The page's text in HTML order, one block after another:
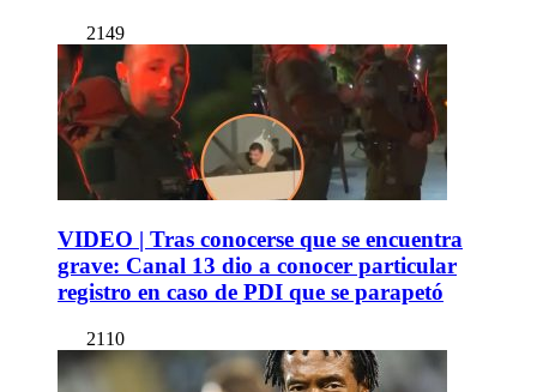
2149
VIDEO | Tras conocerse que se encuentra
grave: Canal 13 dio a conocer particular
registro en caso de PDI que se parapetó
2110